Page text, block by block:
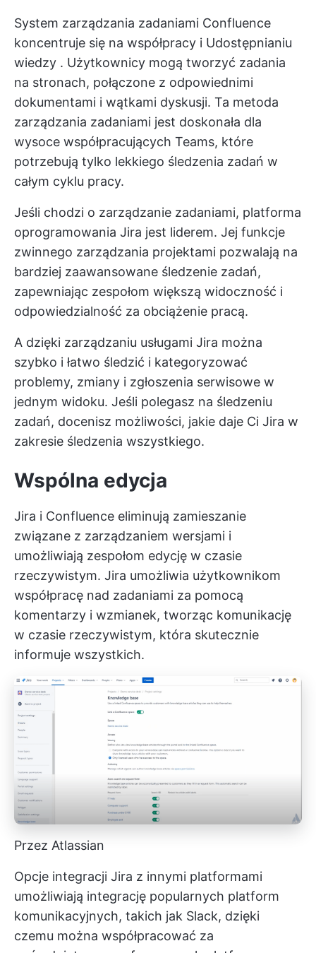
System zarządzania zadaniami Confluence
koncentruje się na współpracy i Udostępnianiu
wiedzy . Użytkownicy mogą tworzyć zadania
na stronach, połączone z odpowiednimi
dokumentami i wątkami dyskusji. Ta metoda
zarządzania zadaniami jest doskonała dla
wysoce współpracujących Teams, które
potrzebują tylko lekkiego śledzenia zadań w
całym cyklu pracy.
Jeśli chodzi o zarządzanie zadaniami, platforma
oprogramowania Jira jest liderem. Jej funkcje
zwinnego zarządzania projektami pozwalają na
bardziej zaawansowane śledzenie zadań,
zapewniając zespołom większą widoczność i
odpowiedzialność za obciążenie pracą.
A dzięki zarządzaniu usługami Jira można
szybko i łatwo śledzić i kategoryzować
problemy, zmiany i zgłoszenia serwisowe w
jednym widoku. Jeśli polegasz na śledzeniu
zadań, docenisz możliwości, jakie daje Ci Jira w
zakresie śledzenia wszystkiego.
Wspólna edycja
Jira i Confluence eliminują zamieszanie
związane z zarządzaniem wersjami i
umożliwiają zespołom edycję w czasie
rzeczywistym. Jira umożliwia użytkownikom
współpracę nad zadaniami za pomocą
komentarzy i wzmianek, tworząc komunikację
w czasie rzeczywistym, która skutecznie
informuje wszystkich.
Przez Atlassian
Opcje integracji Jira z innymi platformami
umożliwiają integrację popularnych platform
komunikacyjnych, takich jak Slack, dzięki
czemu można współpracować za